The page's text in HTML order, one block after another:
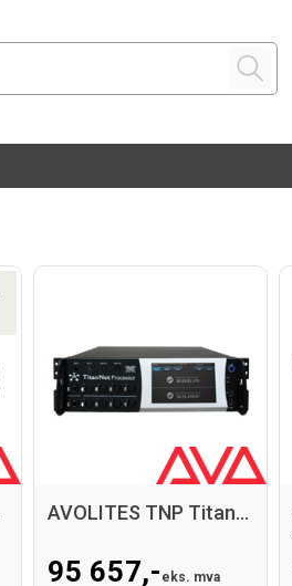
AVOLITES TNP Titan Net Processor
95 657,- eks. mva